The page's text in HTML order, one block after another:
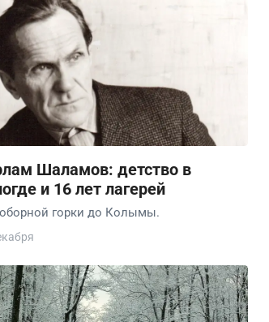
Шаламов: детство в
и 16 лет лагерей
горки до Колымы.